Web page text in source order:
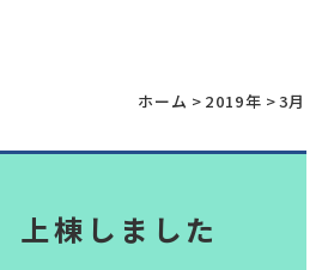
ホーム > 2019年 >3月
棟しました